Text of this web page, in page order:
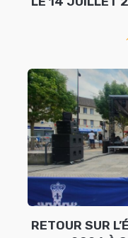
RETOUR SUR